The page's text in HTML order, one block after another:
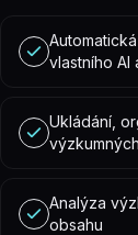
vlastního AI
Ukládání,
Analýza
obsahu